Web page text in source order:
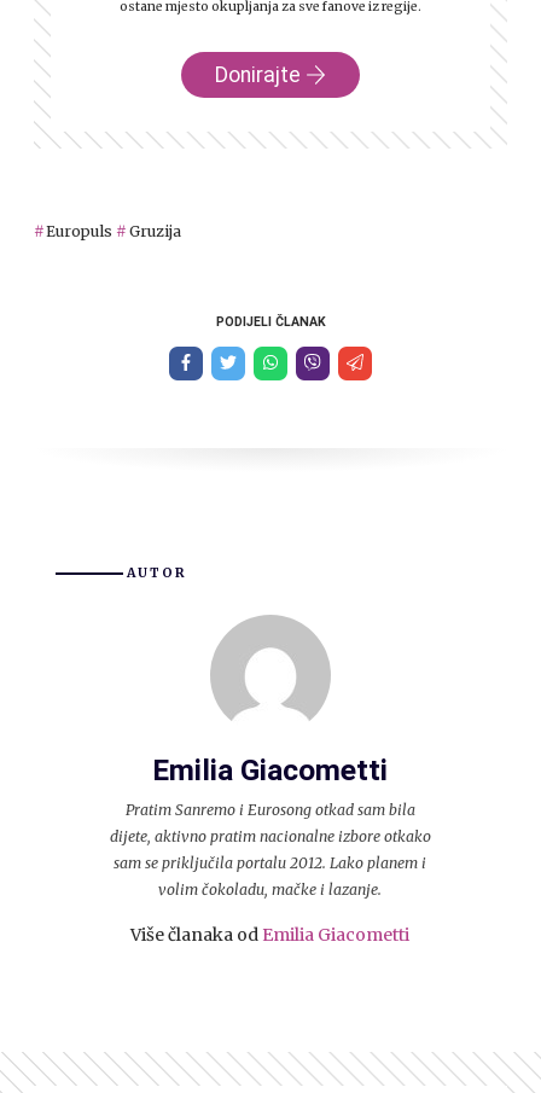
ostane mjesto okupljanja za sve fanove iz regije.
Donirajte
Europuls Gruzija
PODIJELI ČLANAK
AUTOR
Emilia Giacometti
Pratim Sanremo i Eurosong otkad sam bila
dijete, aktivno pratim nacionalne izbore otkako
sam se priključila portalu 2012. Lako planem i
volim čokoladu, mačke i lazanje.
Više članaka od Emilia Giacometti